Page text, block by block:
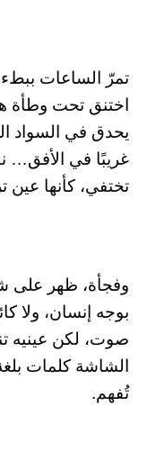
تمرّ الساعات
اختنق تحت وطأة
يحدق في السواد
غريبًا في
تختفي، كأنها عين
وفجأة، ظهر على
بوجه إنسان، ولا
صوت، لكن عينيه
الشاشة كلمات
تُفهم.